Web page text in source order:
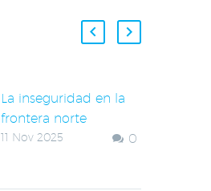
La inseguridad en la
frontera norte
amenaza la justicia y 0
11 Nov 2025